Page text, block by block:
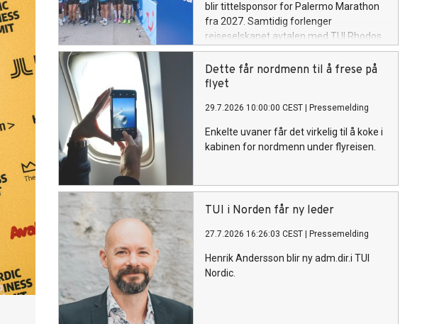
blir tittelsponsor for Palermo Marathon
fra 2027. Samtidig forlenger
reiseselskapet avtalen med TUI Rhodos
Maraton til 2030.
Dette får nordmenn til å frese på
flyet
29.7.2026 10:00:00 CEST Pressemelding
Enkelte uvaner får det virkelig til å koke i
kabinen for nordmenn under flyreisen.
TUI i Norden får ny leder
27.7.2026 16:26:03 CEST Pressemelding
Henrik Andersson blir ny adm.dir.i TUI
Nordic.